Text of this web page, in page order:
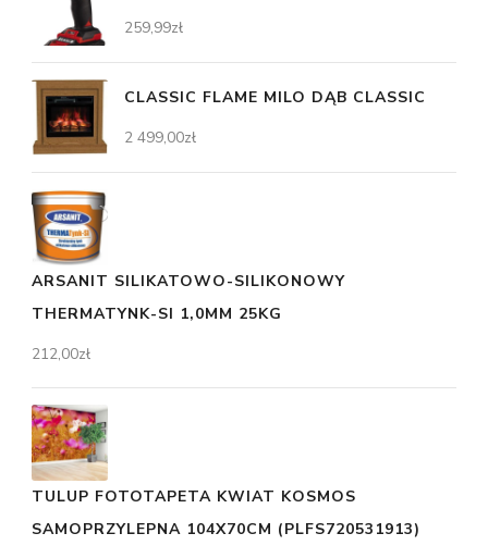
259,99zł
CLASSIC FLAME MILO DĄB CLASSIC
2 499,00zł
ARSANIT SILIKATOWO-SILIKONOWY
THERMATYNK-SI 1,0MM 25KG
212,00zł
TULUP FOTOTAPETA KWIAT KOSMOS
SAMOPRZYLEPNA 104X70CM (PLFS720531913)